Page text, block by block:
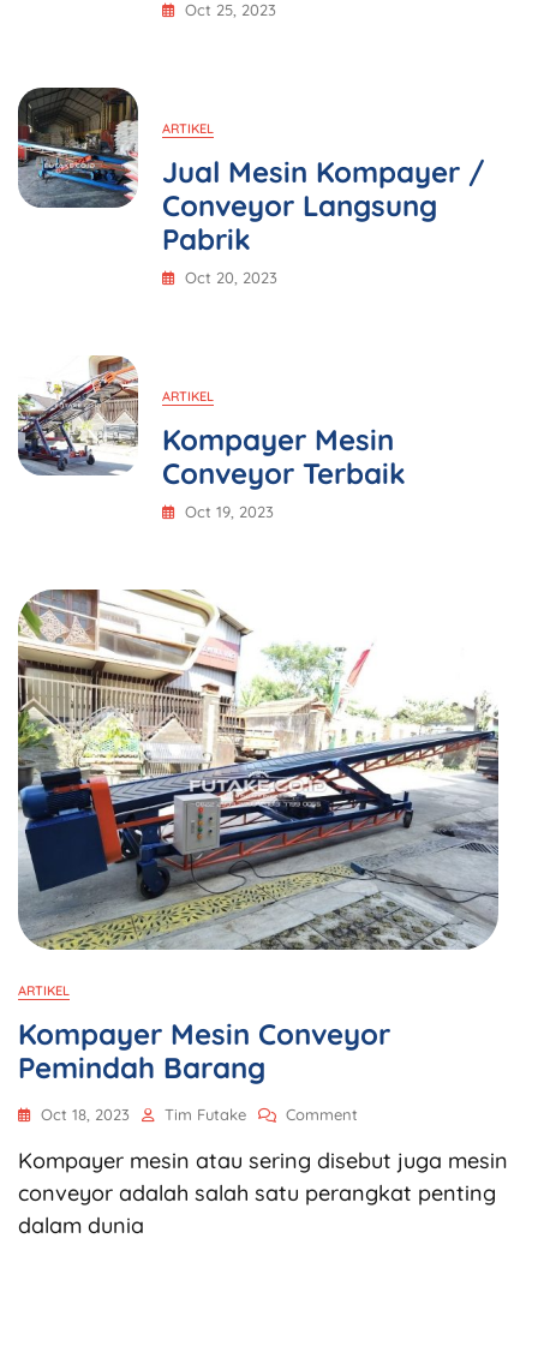
Oct 25, 2023
ARTIKEL
Jual Mesin Kompayer /
Conveyor Langsung
Pabrik
Oct 20, 2023
ARTIKEL
Kompayer Mesin
Conveyor Terbaik
Oct 19, 2023
ARTIKEL
Kompayer Mesin Conveyor
Pemindah Barang
Oct 18, 2023 Tim Futake Comment
Kompayer mesin atau sering disebut juga mesin
conveyor adalah salah satu perangkat penting
dalam dunia